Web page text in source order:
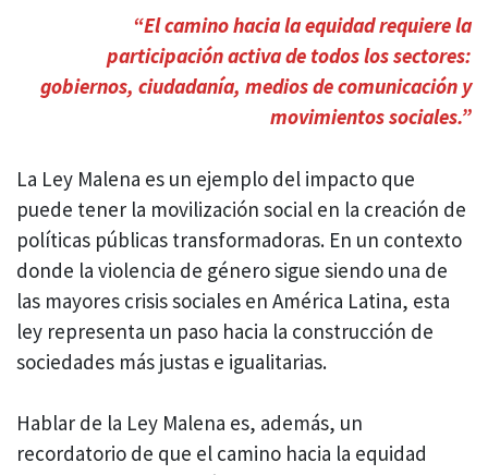
“El camino hacia la equidad requiere la
participación activa de todos los sectores:
gobiernos, ciudadanía, medios de comunicación y
movimientos sociales.”
La Ley Malena es un ejemplo del impacto que
puede tener la movilización social en la creación de
políticas públicas transformadoras. En un contexto
donde la violencia de género sigue siendo una de
las mayores crisis sociales en América Latina, esta
ley representa un paso hacia la construcción de
sociedades más justas e igualitarias.
Hablar de la Ley Malena es, además, un
recordatorio de que el camino hacia la equidad